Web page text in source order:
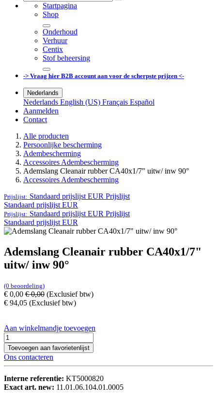
Startpagina
Shop
Onderhoud
Verhuur
Centix
Stof beheersing
-> Vraag hier B2B account aan voor de scherpste prijzen <-
Nederlands
Nederlands English (US) Français Español
Aanmelden
Contact
Alle producten
Persoonlijke bescherming
Adembescherming
Accessoires Adembescherming
Ademslang Cleanair rubber CA40x1/7" uitw/ inw 90°
Accessoires Adembescherming
Prijslijst: Standaard prijslijst EUR Prijslijst
Standaard prijslijst EUR
Prijslijst: Standaard prijslijst EUR Prijslijst
Standaard prijslijst EUR
Ademslang Cleanair rubber CA40x1/7"
uitw/ inw 90°
(0 beoordeling)
€ 0,00 €0,00 (Exclusief btw)
€ 94,05 (Exclusief btw)
Aan winkelmandje toevoegen
Toevoegen aan favorietenlijst
Ons contacteren
Interne referentie: KT5000820
Exact art. new: 11.01.06.104.01.0005